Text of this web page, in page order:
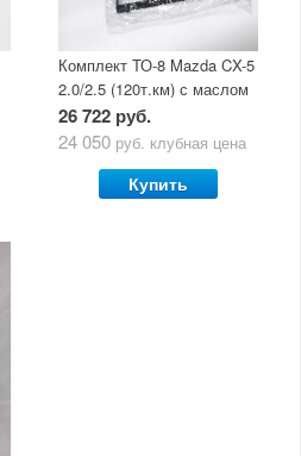
Комплект ТО-8 Mazda CX-5
2.0/2.5 (120т.км) с маслом
Mazda Original Oil Ultra
5W30
26 722 руб.
24 050 руб. клубная цена
Купить